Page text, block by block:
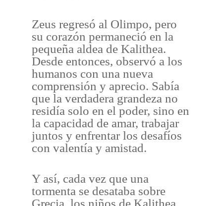
Zeus regresó al Olimpo, pero
su corazón permaneció en la
pequeña aldea de Kalithea.
Desde entonces, observó a los
humanos con una nueva
comprensión y aprecio. Sabía
que la verdadera grandeza no
residía solo en el poder, sino en
la capacidad de amar, trabajar
juntos y enfrentar los desafíos
con valentía y amistad.
Y así, cada vez que una
tormenta se desataba sobre
Grecia, los niños de Kalithea